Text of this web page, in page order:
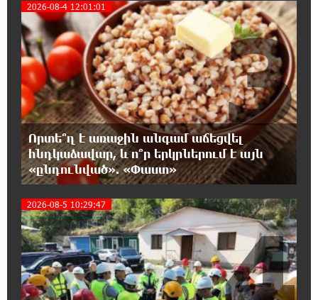
IDBank-ը զգուշացնում է հյուրանոցների
ամրագրման հետ կապված զեղծարարությունների մասին
16:29:54 8-08-2026
Մհեր Անանյանն ընդգրկվել է Յունիբանկի
Վարչության կազմում
16:05:54 8-08-2026
«Սմայլ Սվիթ»-ի զարգացման ճանապարհը
Կոնվերս Բանկի գործընկերությամբ
15:33:02 8-08-2026
Ինչպես է ՔՊ-ն «հարգում» ժողովրդի քվեն.
Մարիաննա Ղահրամանյան
15:21:17 8-08-2026
Ընդդիմությունը պետք է օր առաջ
համախմբվի այս ծանր իրավիճակից դուրս
2026-08-4 12:01:01
Որտե՞ղ է առաջին անգամ աճեցվել
հնդկաձավար, և ո՞ր երկրներում է այն
«ընդունված». «Փաստ»
3
2026-08-5 10:29:47